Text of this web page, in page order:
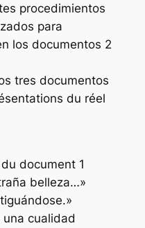
procedimientos
para
los documentos 2
tres documentos
du réel
document 1
belleza…»
cualidad